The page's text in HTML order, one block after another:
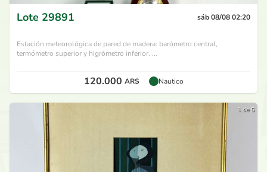
Lote 29891 sáb 08/08 02:20
Estación meteorológica de pared de madera: barómetro central,
termómetro superior y higrómetro inferior. ...
120.000 ARS Nautico
1 de 5